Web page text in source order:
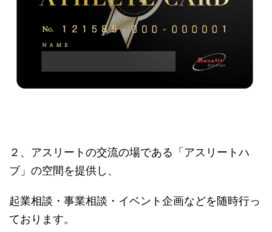
２、アスリートの交流の場である「アスリートハ
ブ」の空間を提供し、
起業相談・事業相談・イベント企画などを随時行っ
ております。